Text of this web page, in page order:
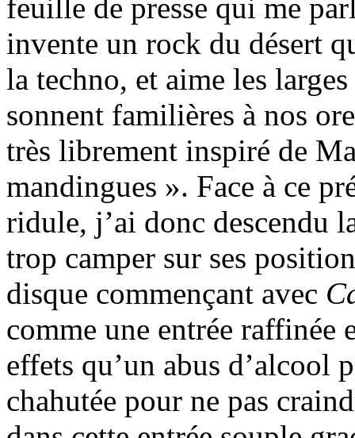
feuille de presse qui me
invente un rock du désert
la techno, et aime les
sonnent familières à nos
très librement inspiré de
mandingues ». Face à ce
ridule, j’ai donc descendu
trop camper sur ses
disque commençant avec
comme une entrée raffinée
effets qu’un abus d’alcool
chahutée pour ne pas